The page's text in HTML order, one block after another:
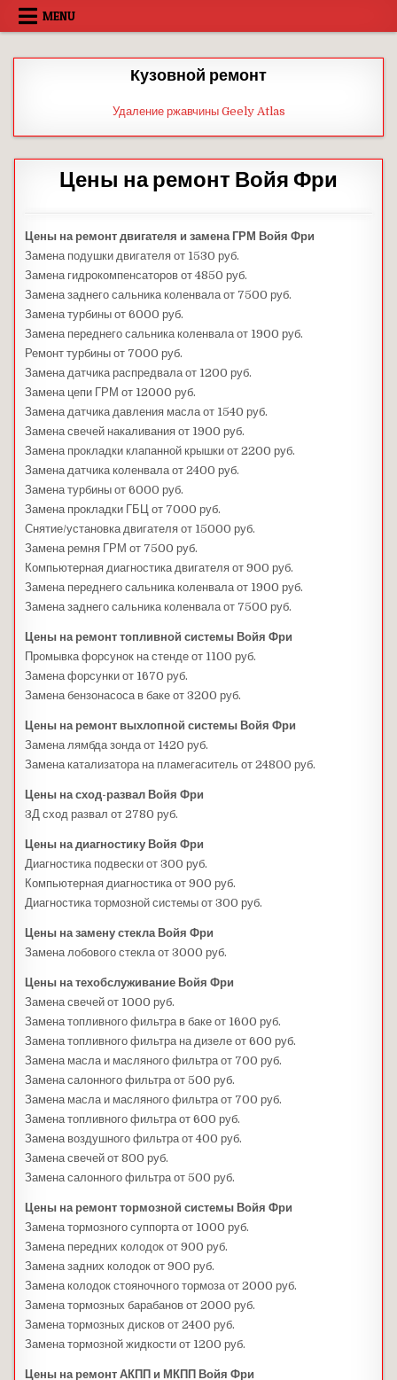
Skip
MENU
Кузовной ремонт
Удаление ржавчины Geely Atlas
Цены на ремонт Войя Фри
Цены на ремонт двигателя и замена ГРМ Войя Фри
Замена подушки двигателя от 1530 руб.
Замена гидрокомпенсаторов от 4850 руб.
Замена заднего сальника коленвала от 7500 руб.
Замена турбины от 6000 руб.
Замена переднего сальника коленвала от 1900 руб.
Ремонт турбины от 7000 руб.
Замена датчика распредвала от 1200 руб.
Замена цепи ГРМ от 12000 руб.
Замена датчика давления масла от 1540 руб.
Замена свечей накаливания от 1900 руб.
Замена прокладки клапанной крышки от 2200 руб.
Замена датчика коленвала от 2400 руб.
Замена турбины от 6000 руб.
Замена прокладки ГБЦ от 7000 руб.
Снятие/установка двигателя от 15000 руб.
Замена ремня ГРМ от 7500 руб.
Компьютерная диагностика двигателя от 900 руб.
Замена переднего сальника коленвала от 1900 руб.
Замена заднего сальника коленвала от 7500 руб.
Цены на ремонт топливной системы Войя Фри
Промывка форсунок на стенде от 1100 руб.
Замена форсунки от 1670 руб.
Замена бензонасоса в баке от 3200 руб.
Цены на ремонт выхлопной системы Войя Фри
Замена лямбда зонда от 1420 руб.
Замена катализатора на пламегаситель от 24800 руб.
Цены на сход-развал Войя Фри
3Д сход развал от 2780 руб.
Цены на диагностику Войя Фри
Диагностика подвески от 300 руб.
Компьютерная диагностика от 900 руб.
Диагностика тормозной системы от 300 руб.
Цены на замену стекла Войя Фри
Замена лобового стекла от 3000 руб.
Цены на техобслуживание Войя Фри
Замена свечей от 1000 руб.
Замена топливного фильтра в баке от 1600 руб.
Замена топливного фильтра на дизеле от 600 руб.
Замена масла и масляного фильтра от 700 руб.
Замена салонного фильтра от 500 руб.
Замена масла и масляного фильтра от 700 руб.
Замена топливного фильтра от 600 руб.
Замена воздушного фильтра от 400 руб.
Замена свечей от 800 руб.
Замена салонного фильтра от 500 руб.
Цены на ремонт тормозной системы Войя Фри
Замена тормозного суппорта от 1000 руб.
Замена передних колодок от 900 руб.
Замена задних колодок от 900 руб.
Замена колодок стояночного тормоза от 2000 руб.
Замена тормозных барабанов от 2000 руб.
Замена тормозных дисков от 2400 руб.
Замена тормозной жидкости от 1200 руб.
Цены на ремонт АКПП и МКПП Войя Фри